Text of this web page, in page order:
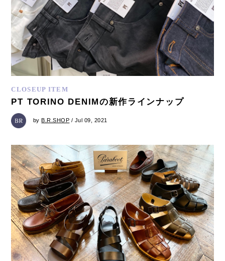
CLOSEUP ITEM
PT TORINO DENIMの新作ラインナップ
by B.R.SHOP / Jul 09, 2021